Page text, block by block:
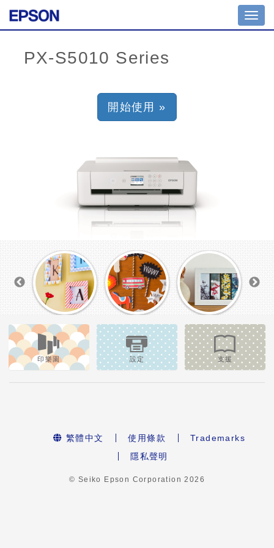
開始使用 »
印樂園 設定 支援
繁體中文 使用條款
Trademarks
隱私聲明
© Seiko Epson Corporation2026